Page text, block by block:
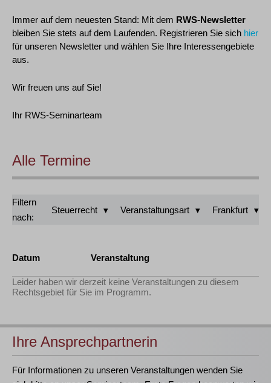
Immer auf dem neuesten Stand: Mit dem RWS-Newsletter
bleiben Sie stets auf dem Laufenden. Registrieren Sie sich hier
für unseren Newsletter und wählen Sie Ihre Interessengebiete
aus.
Wir freuen uns auf Sie!
Ihr RWS-Seminarteam
Alle Termine
Filtern
nach:
Steuerrecht Veranstaltungsart Frankfurt
Datum Veranstaltung
Leider haben wir derzeit keine Veranstaltungen zu diesem
Rechtsgebiet für Sie im Programm.
Ihre Ansprechpartnerin
Für Informationen zu unseren Veranstaltungen wenden Sie